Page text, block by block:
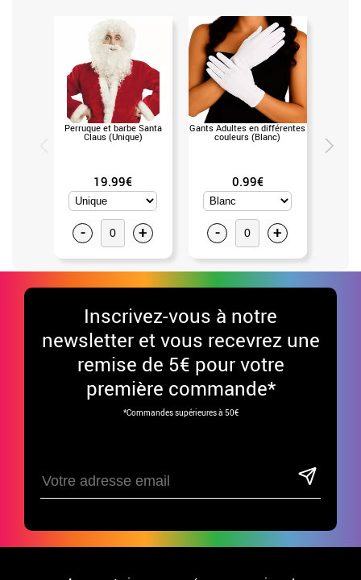
Perruque et barbe Santa
Claus (Unique)
19.99€
- +
Gants Adultes en différentes
couleurs (Blanc)
0.99€
- +
Inscrivez-vous à notre
newsletter et vous recevrez une
remise de 5€ pour votre
première commande*
*Commandes supérieures à 50€